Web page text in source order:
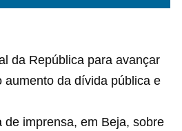
da República para avançar
aumento da dívida pública e
imprensa, em Beja, sobre